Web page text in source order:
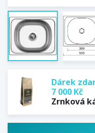
Dárek
7 000 Kč
Zrnková